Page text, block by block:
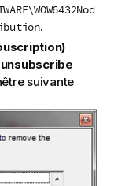
.
suivante